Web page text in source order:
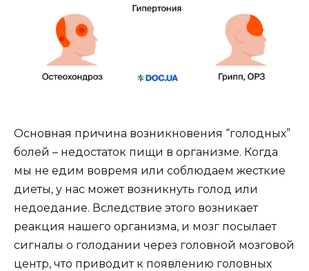
Основная причина возникновения “голодных”
болей – недостаток пищи в организме. Когда
мы не едим вовремя или соблюдаем жесткие
диеты, у нас может возникнуть голод или
недоедание. Вследствие этого возникает
реакция нашего организма, и мозг посылает
сигналы о голодании через головной мозговой
центр, что приводит к появлению головных